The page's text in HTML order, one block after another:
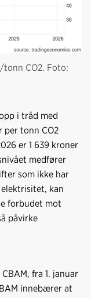
tonn CO2. Foto:
i tråd med
per tonn CO2
er 1 639 kroner
medfører
som ikke har
kan
forbudet mot
påvirke
fra 1. januar
innebærer at